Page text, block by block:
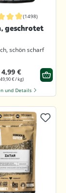
Bewertung von
(1498)
geschrotet
schön scharf
4,99 €
€ / kg)
und Details